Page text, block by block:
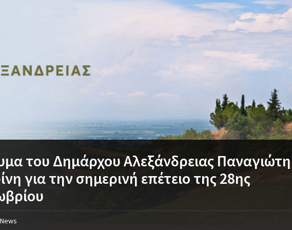
του Δημάρχου Αλεξάνδρειας Παναγιώτη
για την σημερινή επέτειο της 28ης
News